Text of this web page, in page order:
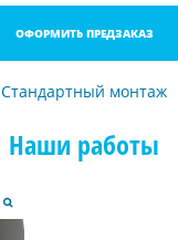
ОФОРМИТЬ ПРЕДЗАКАЗ
Стандартный монтаж
Наши работы